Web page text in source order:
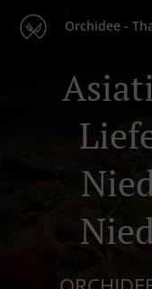
Orchidee -